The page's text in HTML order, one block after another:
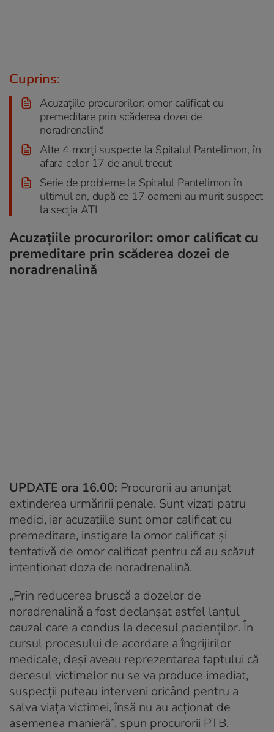
Cuprins:
Acuzațiile procurorilor: omor calificat cu
premeditare prin scăderea dozei de
noradrenalină
Alte 4 morți suspecte la Spitalul Pantelimon, în
afara celor 17 de anul trecut
Serie de probleme la Spitalul Pantelimon în
ultimul an, după ce 17 oameni au murit suspect
la secția ATI
Acuzațiile procurorilor: omor calificat cu
premeditare prin scăderea dozei de
noradrenalină
UPDATE ora 16.00: Procurorii au anunțat
extinderea urmăririi penale. Sunt vizaţi patru
medici, iar acuzațiile sunt omor calificat cu
premeditare, instigare la omor calificat şi
tentativă de omor calificat pentru că au scăzut
intenţionat doza de noradrenalină.
„Prin reducerea bruscă a dozelor de
noradrenalină a fost declanşat astfel lanţul
cauzal care a condus la decesul pacienţilor. În
cursul procesului de acordare a îngrijirilor
medicale, deşi aveau reprezentarea faptului că
decesul victimelor nu se va produce imediat,
suspecţii puteau interveni oricând pentru a
salva viaţa victimei, însă nu au acţionat de
asemenea manieră”, spun procurorii PTB.